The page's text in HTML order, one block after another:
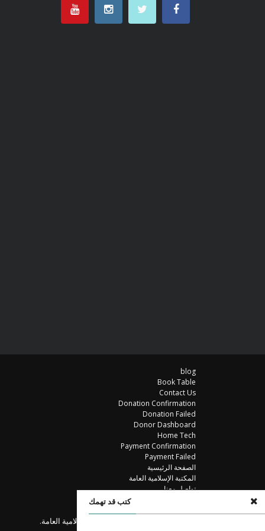
كتب قد تهمك
blog
Book Table
Contact Us
Donation Confirmation
Donation Failed
Donor Dashboard
Home Tech
Payment Confirmation
Payment Failed
الصفحة الرئيسية
المكتبة الإسلامية العامة
تواصل معنا
© جميع الحقوق محفوظة للمكتبة الإسلامية العامة.